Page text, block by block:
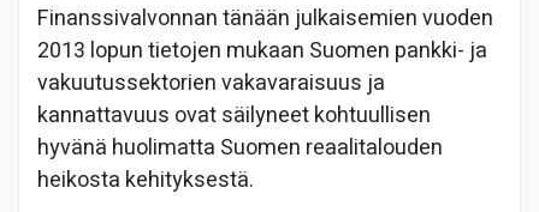
Finanssivalvonnan tänään julkaisemien vuoden
2013 lopun tietojen mukaan Suomen pankki- ja
vakuutussektorien vakavaraisuus ja
kannattavuus ovat säilyneet kohtuullisen
hyvänä huolimatta Suomen reaalitalouden
heikosta kehityksestä.